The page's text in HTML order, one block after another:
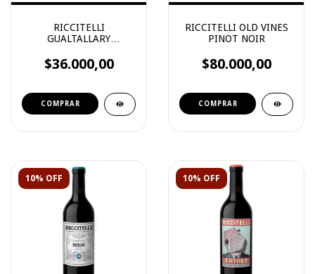
RICCITELLI
GUALTALLARY
$36.000,00
RICCITELLI OLD VINES
PINOT NOIR
$80.000,00
10% OFF 10% OFF